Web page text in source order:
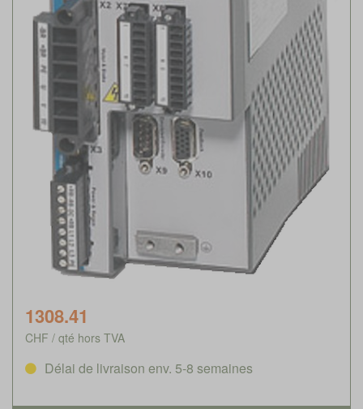
1308.41
CHF / qté hors TVA
Délai de livraison env. 5-8 semaines